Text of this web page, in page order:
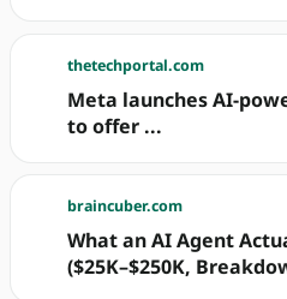
thetechportal.com
Meta launches AI-
to offer ...
braincuber.com
What an AI Agent
($25K–$250K,